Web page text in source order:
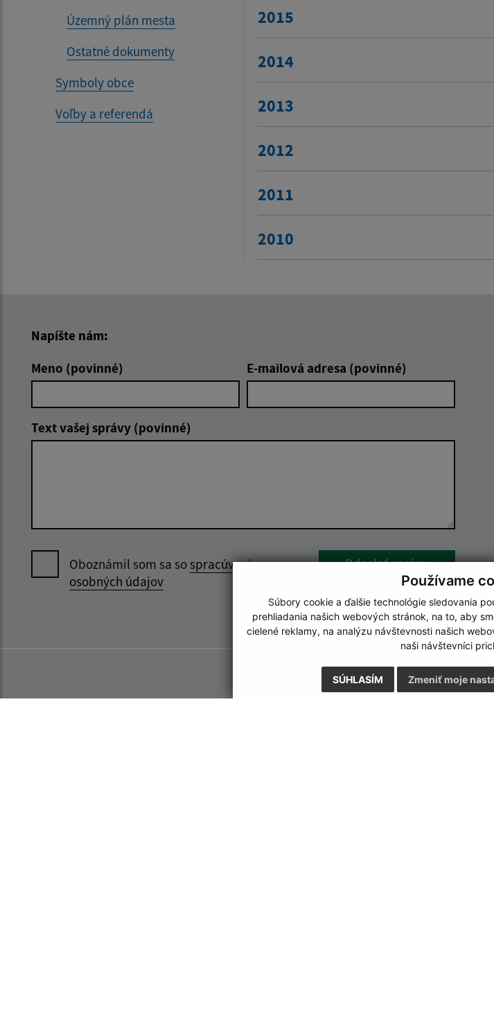
Používame
Súbory cookie a ďalšie technológie sledovania
prehliadania našich webových stránok, na to, aby
cielené reklamy, na analýzu návštevnosti našich
naši návštevníci
SÚHLASÍM Zmeniť moje
Územný plán mesta
Ostatné dokumenty
Symboly obce
Voľby a referendá
2015
2014
2013
2012
2011
2010
Napíšte nám:
Meno (povinné)
E-mailová adresa (povinné)
Text vašej správy (povinné)
Oboznámil som sa sospracúvaním
osobných údajov
Google
Odoslať správu